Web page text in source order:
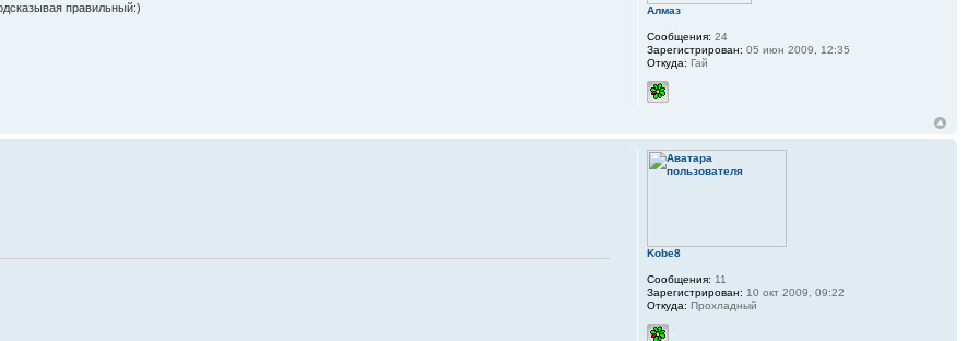
правильный:) Алмаз
Сообщения: 24
Зарегистрирован: 05 июн 2009, 12:35
Откуда: Гай
Kobe8
Сообщения: 11
Зарегистрирован: 10 окт 2009, 09:22
Откуда: Прохладный